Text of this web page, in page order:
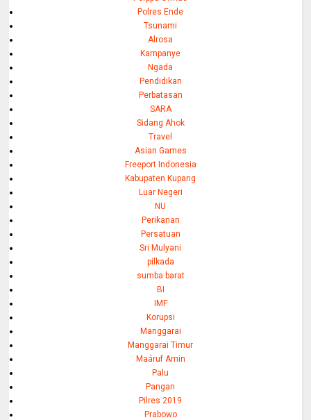
Polres Ende
Tsunami
Alrosa
Kampanye
Ngada
Pendidikan
Perbatasan
SARA
Sidang Ahok
Travel
Asian Games
Freeport Indonesia
Kabupaten Kupang
Luar Negeri
NU
Perikanan
Persatuan
Sri Mulyani
pilkada
sumba barat
BI
IMF
Korupsi
Manggarai
Manggarai Timur
Maáruf Amin
Palu
Pangan
Pilres 2019
Prabowo